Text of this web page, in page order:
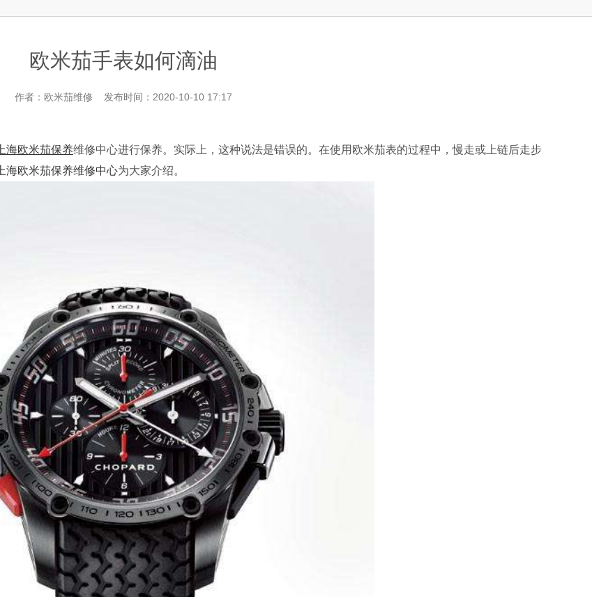
欧米茄手表如何滴油
作者：欧米茄维修 发布时间：2020-10-10 17:17
上海欧米茄保养维修中心进行保养。实际上，这种说法是错误的。在使用欧米茄表的过程中，慢走或上链后走步
上海欧米茄保养维修中心为大家介绍。